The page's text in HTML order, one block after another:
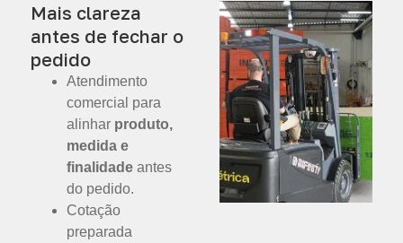
Mais clareza
antes de fechar o
pedido
Atendimento
comercial para
alinhar produto,
medida e
finalidade antes
do pedido.
Cotação
preparada